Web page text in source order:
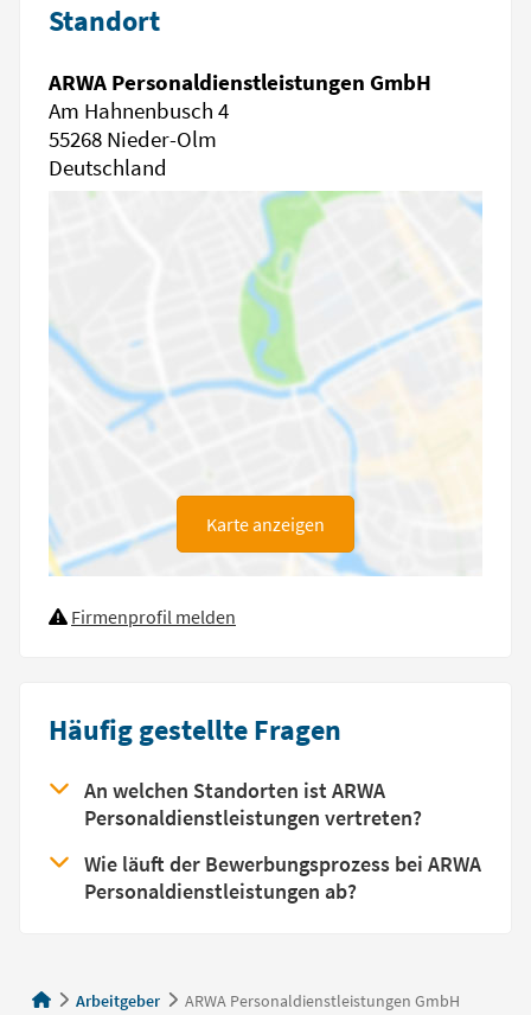
Standort
ARWA Personaldienstleistungen GmbH
Am Hahnenbusch 4
55268 Nieder-Olm
Deutschland
Karte anzeigen
Firmenprofil melden
Häufig gestellte Fragen
An welchen Standorten ist ARWA
Personaldienstleistungen vertreten?
Wie läuft der Bewerbungsprozess bei ARWA
Personaldienstleistungen ab?
Arbeitgeber ARWA Personaldienstleistungen GmbH